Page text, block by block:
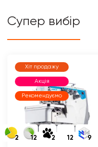
Супер вибір
Хіт продажу
Акція
Рекомендуємо
2 12 2 12 9